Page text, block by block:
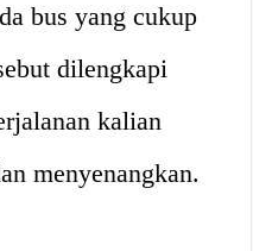
bus yang cukup
dilengkapi
kalian
menyenangkan.